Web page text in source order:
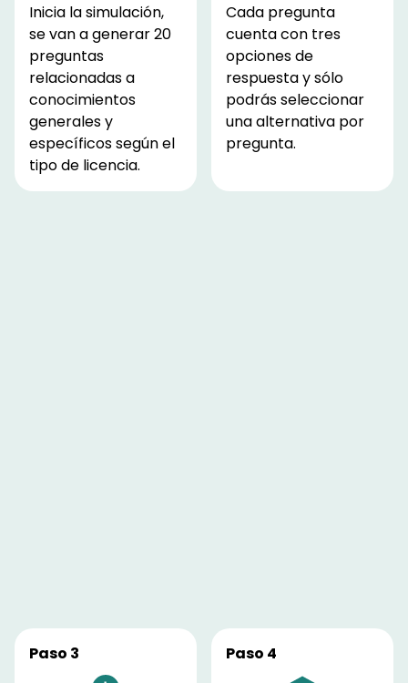
Inicia la simulación,
se van a generar 20
preguntas
relacionadas a
conocimientos
generales y
específicos según el
tipo de licencia.
Cada pregunta
cuenta con tres
opciones de
respuesta y sólo
podrás seleccionar
una alternativa por
pregunta.
Paso 3 Paso 4